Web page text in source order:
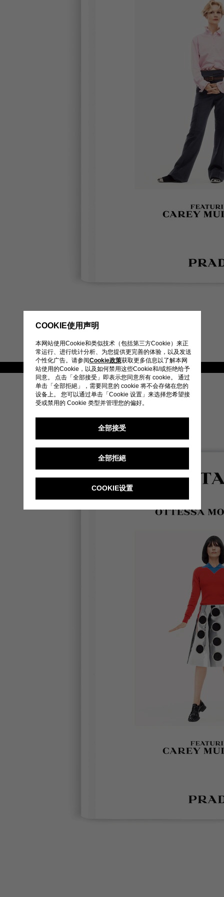
COOKIE使用声明
本网站使用Cookie和类似技术（包括第三方Cookie）来正
常运行、进行统计分析、为您提供更完善的体验，以及发送
个性化广告。请参阅Cookie政策获取更多信息以了解本网
站使用的Cookie，以及如何禁用这些Cookie和/或拒绝给予
同意。 点击「全部接受」即表示您同意所有 cookie。 通过
单击「全部拒絕」，需要同意的 cookie 将不会存储在您的
设备上。 您可以通过单击「Cookie 设置」来选择您希望接
受或禁用的 Cookie 类型并管理您的偏好。
全部接受
全部拒絕
COOKIE设置